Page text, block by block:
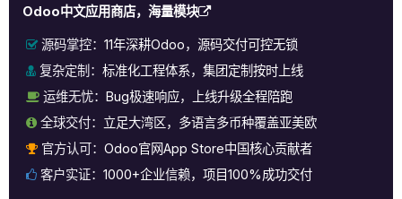
Odoo中文应用商店，海量模块
源码掌控： 11年深耕Odoo，源码交付可控无锁
复杂定制： 标准化工程体系，集团定制按时上线
运维无忧：
Bug极速响应，上线升级全程陪跑
全球交付： 立足大湾区，多语言多币种覆盖亚美欧
官方认可： Odoo官网App Store中国核心贡献者
客户实证： 1000+企业信赖，项目100%成功交付